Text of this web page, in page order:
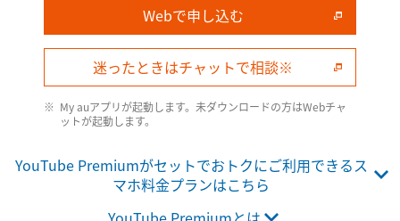
Webで申し込む
迷ったときはチャットで相談※
My auアプリが​起動します。​未ダウンロードの​方は​Webチャ
ットが​起動します。​
YouTube Premiumがセットでおトクにご利用できるス
マホ料金プランはこちら